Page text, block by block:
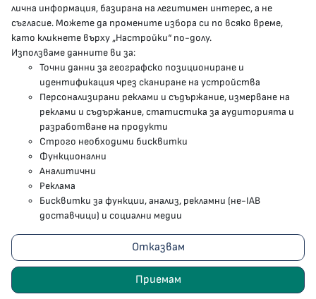
Facebook страница
Instragram профил
YouTube канал
Threads профил
Карта на сайта
Бисквитки
Условия за използване
Поверителност
2023 - 2026 © Министерство на здравеопазването
лична информация, базирана на легитимен интерес, а не
съгласие. Можете да промените избора си по всяко време,
като кликнете върху „Настройки“ по-долу.
Използваме данните ви за:
Точни данни за географско позициониране и
идентификация чрез сканиране на устройства
Персонализирани реклами и съдържание, измерване на
реклами и съдържание, статистика за аудиторията и
разработване на продукти
Строго необходими бисквитки
Функционални
Аналитични
Реклама
Бисквитки за функции, анализ, рекламни (не-IAB
доставчици) и социални медии
Отказвам
Приемам